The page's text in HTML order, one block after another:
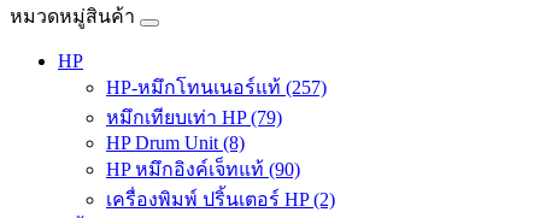
หมวดหมู่สินค้า
HP
HP-หมึกโทนเนอร์แท้ (257)
หมึกเทียบเท่า HP (79)
HP Drum Unit (8)
HP หมึกอิงค์เจ็ทแท้ (90)
เครื่องพิมพ์ ปริ้นเตอร์ HP (2)